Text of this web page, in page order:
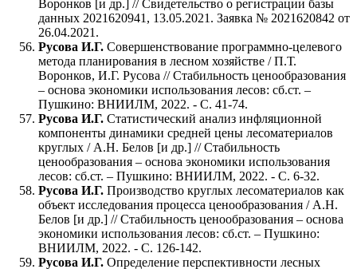
Воронков [и др.] // Свидетельство о регистрации базы
данных 2021620941, 13.05.2021. Заявка № 2021620842 от
26.04.2021.
Русова И.Г. Совершенствование программно-целевого
метода планирования в лесном хозяйстве / П.Т.
Воронков, И.Г. Русова // Стабильность ценообразования
– основа экономики использования лесов: сб.ст. –
Пушкино: ВНИИЛМ, 2022. - С. 41-74.
Русова И.Г. Статистический анализ инфляционной
компоненты динамики средней цены лесоматериалов
круглых / А.Н. Белов [и др.] // Стабильность
ценообразования – основа экономики использования
лесов: сб.ст. – Пушкино: ВНИИЛМ, 2022. - С. 6-32.
Русова И.Г. Производство круглых лесоматериалов как
объект исследования процесса ценообразования / А.Н.
Белов [и др.] // Стабильность ценообразования – основа
экономики использования лесов: сб.ст. – Пушкино:
ВНИИЛМ, 2022. - С. 126-142.
Русова И.Г. Определение перспективности лесных